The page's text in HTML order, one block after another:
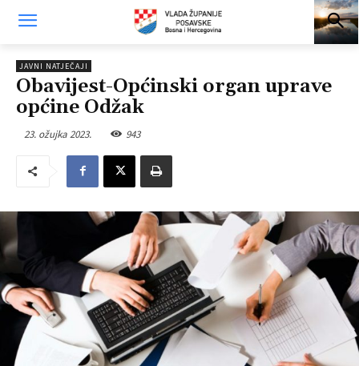
JAVNI NATJEČAJI
Obavijest-Općinski organ uprave
općine Odžak
23. ožujka 2023. 943